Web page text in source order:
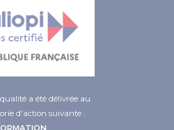
a été délivrée au
d'action suivante :